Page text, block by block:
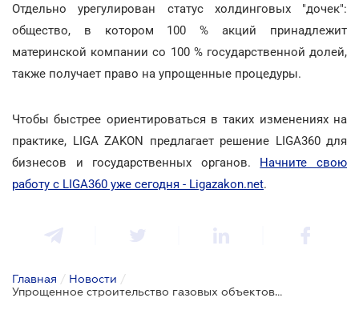
Отдельно урегулирован статус холдинговых "дочек":
общество, в котором 100 % акций принадлежит
материнской компании со 100 % государственной долей,
также получает право на упрощенные процедуры.
Чтобы быстрее ориентироваться в таких изменениях на
практике, LIGA ZAKON предлагает решение LIGA360 для
бизнесов и государственных органов. Начните свою
работу с LIGA360 уже сегодня - Ligazakon.net.
Главная / Новости /
Упрощенное строительство газовых объектов открыли для частных инвесторов и газораспределителей